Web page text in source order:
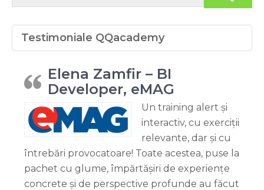
Testimoniale QQacademy
Elena Zamfir – BI
Developer, eMAG
Un training alert și
interactiv, cu exerciții
relevante, dar și cu
întrebări provocatoare! Toate acestea, puse la
pachet cu glume, împărtășiri de experiențe
concrete și de perspective profunde au făcut